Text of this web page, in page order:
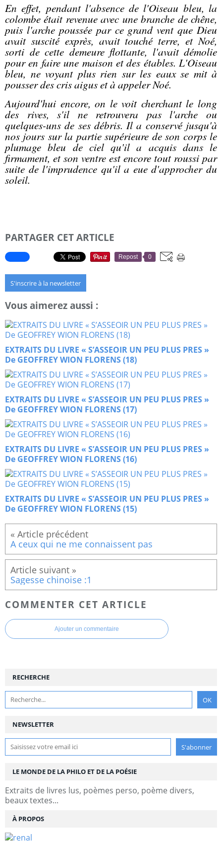
En effet, pendant l'absence de l'Oiseau bleu, la
colombe était revenue avec une branche de chêne,
puis l'arche poussée par ce grand vent que Dieu
avait suscité exprès, avait touché terre, et Noé,
sorti de cette demeure flottante, l'avait démolie
pour en faire une maison et des étables. L'Oiseau
bleu, ne voyant plus rien sur les eaux se mit à
pousser des cris aigus et à appeler Noé.
Aujourd'hui encore, on le voit cherchant le long
des rives, s'il ne retrouvera pas l'arche ou
quelques-uns de ses débris. Il a conservé jusqu'à
nos jours sur la partie supérieure de son corps le
plumage bleu de ciel qu'il a acquis dans le
firmament, et son ventre est encore tout roussi par
suite de l'imprudence qu'il a eue d'approcher du
soleil.
PARTAGER CET ARTICLE
Repost 0
S'inscrire à la newsletter
Vous aimerez aussi :
EXTRAITS DU LIVRE « S’ASSEOIR UN PEU PLUS PRES »
De GEOFFREY WION FLORENS (18)
EXTRAITS DU LIVRE « S’ASSEOIR UN PEU PLUS PRES »
De GEOFFREY WION FLORENS (17)
EXTRAITS DU LIVRE « S’ASSEOIR UN PEU PLUS PRES »
De GEOFFREY WION FLORENS (16)
EXTRAITS DU LIVRE « S’ASSEOIR UN PEU PLUS PRES »
De GEOFFREY WION FLORENS (15)
A ceux qui ne me connaissent pas
Sagesse chinoise :1
COMMENTER CET ARTICLE
Ajouter un commentaire
NEWSLETTER
RECHERCHE
LE MONDE DE LA PHILO ET DE LA POÉSIE
Extraits de livres lus, poèmes perso, poème divers,
beaux textes...
À PROPOS